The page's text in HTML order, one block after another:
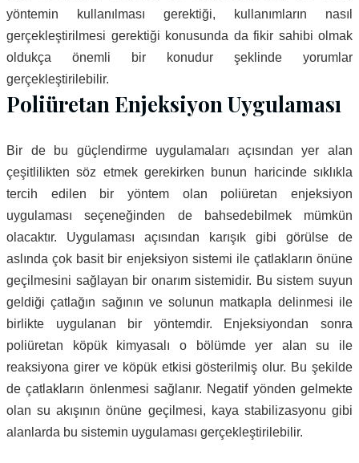
yöntemin kullanılması gerektiği, kullanımların nasıl
gerçekleştirilmesi gerektiği konusunda da fikir sahibi olmak
oldukça önemli bir konudur şeklinde yorumlar
gerçekleştirilebilir.
Poliüretan Enjeksiyon Uygulaması
Bir de bu güçlendirme uygulamaları açısından yer alan
çeşitlilikten söz etmek gerekirken bunun haricinde sıklıkla
tercih edilen bir yöntem olan poliüretan enjeksiyon
uygulaması seçeneğinden de bahsedebilmek mümkün
olacaktır. Uygulaması açısından karışık gibi görülse de
aslında çok basit bir enjeksiyon sistemi ile çatlakların önüne
geçilmesini sağlayan bir onarım sistemidir. Bu sistem suyun
geldiği çatlağın sağının ve solunun matkapla delinmesi ile
birlikte uygulanan bir yöntemdir. Enjeksiyondan sonra
poliüretan köpük kimyasalı o bölümde yer alan su ile
reaksiyona girer ve köpük etkisi gösterilmiş olur. Bu şekilde
de çatlakların önlenmesi sağlanır. Negatif yönden gelmekte
olan su akışının önüne geçilmesi, kaya stabilizasyonu gibi
alanlarda bu sistemin uygulaması gerçekleştirilebilir.